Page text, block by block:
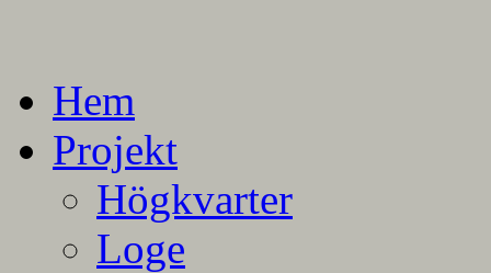
Hem
Projekt
Högkvarter
Loge